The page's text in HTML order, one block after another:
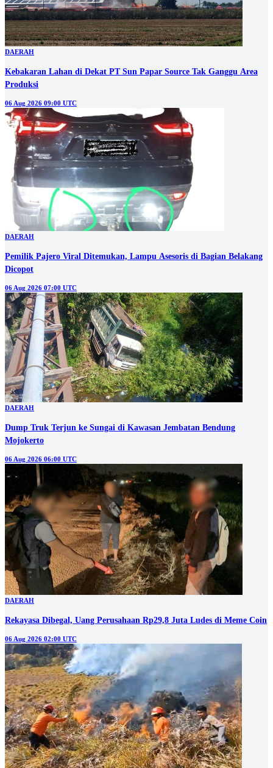
DAERAH
Kebakaran Lahan di Dekat PT Sun Papar Source Tak Ganggu Area
Produksi
06 Aug 2026 09:00 UTC
DAERAH
Pemilik Pajero Viral Ditemukan, Lampu Asesoris di Bagian Belakang
Dicopot
06 Aug 2026 07:00 UTC
DAERAH
Dump Truk Terjun ke Sungai di Kawasan Jembatan Bendung
Mojokerto
06 Aug 2026 06:00 UTC
DAERAH
Rekayasa Dibegal, Uang Perusahaan Rp29,8 Juta Ludes di Meme Coin
06 Aug 2026 02:00 UTC